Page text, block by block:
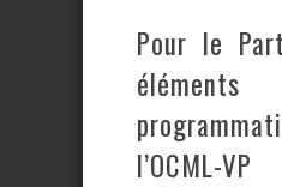
Pour le
éléments
l’OCML-VP